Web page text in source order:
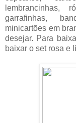
garrafinhas,
minicartões em
desejar. Para
baixar o set rosa e